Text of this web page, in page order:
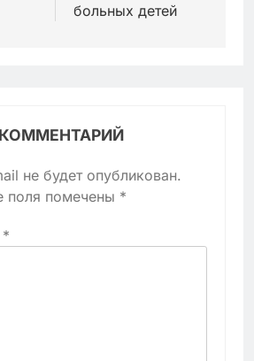
больных детей
не будет опубликован.
поля помечены *
*